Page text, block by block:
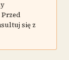
się z